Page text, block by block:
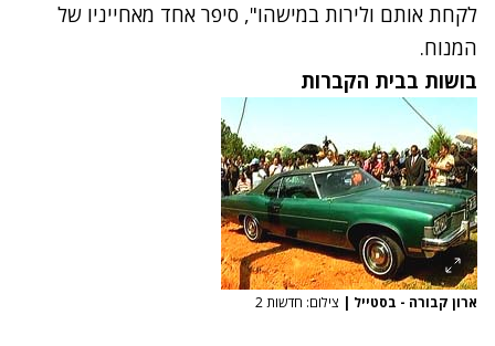
לקחת אותם ולירות במישהו", סיפר אחד מאחייניו של
המנוח.
בושות בבית הקברות
ארון קבורה - בסטייל | צילום: חדשות 2